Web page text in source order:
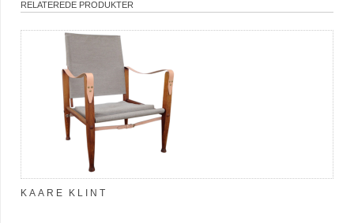
RELATEREDE PRODUKTER
KAARE KLINT